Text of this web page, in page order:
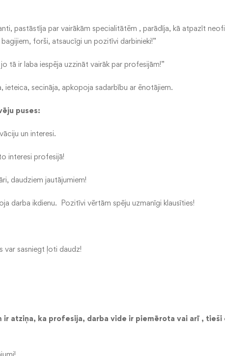
pastāstīja par vairākām specialitātēm , parādīja, kā atpazīt
forši, atsaucīgi un pozitīvi darbinieki!”
tā ir laba iespēja uzzināt vairāk par profesijām!”
ieteica, secināja, apkopoja sadarbību ar ēnotājiem.
puses:
un interesi.
interesi profesijā!
daudziem jautājumiem!
darba ikdienu. Pozitīvi vērtām spēju uzmanīgi klausīties!
var sasniegt ļoti daudz!
ir atziņa, ka profesija, darba vide ir piemērota vai arī , tieši